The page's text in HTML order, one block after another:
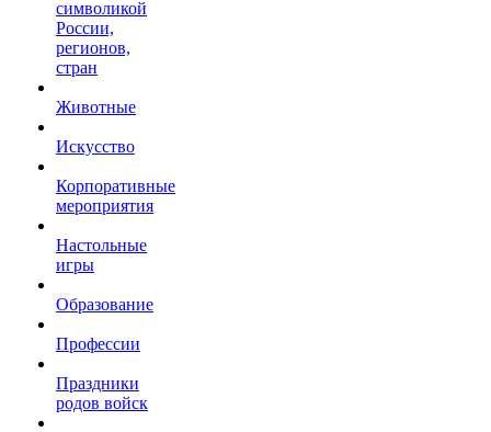
символикой
России,
регионов,
стран
Животные
Искусство
Корпоративные
мероприятия
Настольные
игры
Образование
Профессии
Праздники
родов войск